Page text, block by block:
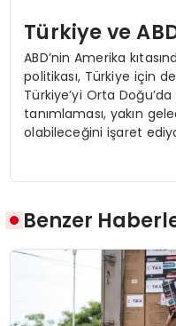
Türkiye ve
ABD’nin Amerika
politikası, Türkiye için
Türkiye’yi Orta
tanımlaması, yakın
olabileceğini işaret
Benzer